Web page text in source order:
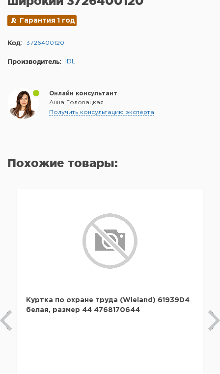
Гарантия 1 год
Код: 3726400120
Производитель: IDL
Онлайн консультант
Анна Головацкая
Получить консультацию эксперта
Похожие товары:
Куртка по охране труда (Wieland) 61939D4
белая, размер 44 4768170644